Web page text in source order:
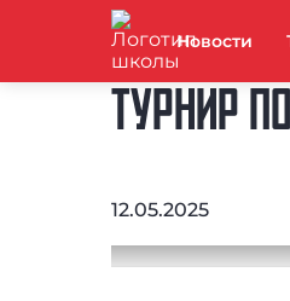
Новости
ТУРНИР
12.05.2025